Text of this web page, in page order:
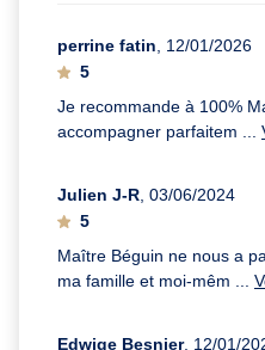
perrine fatin, 12/01/2026
5
Je recommande à 100%
accompagner parfaitem ...
Julien J-R, 03/06/2024
5
Maître Béguin ne nous a
ma famille et moi-mêm ...
Edwige Besnier, 12/01/